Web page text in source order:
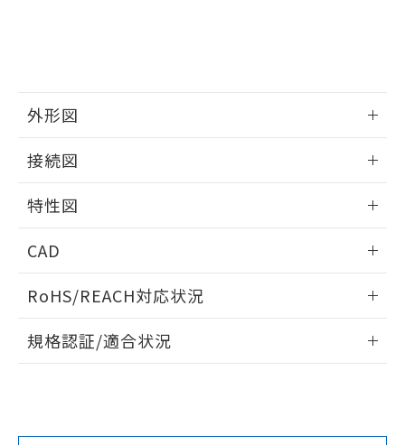
外形図
接続図
端子配置/内部接続
特性図
入力電圧-入力電流/入力インピーダンス特性
CAD
ドすることができます。
ログイン/会員登録
ダウンロードデータをご利用いただく前に、以下を必ずお読
RoHS/REACH対応状況
EU RoHS 注意事項・凡例
規格認証/適合状況
および当社の共同利用者が、当社の製
の共同利用に関して"
の「1.共同利
指します。
下記の非含有証明書をダウンロードするこ
とができます。
EU RoHS指令（10物質）の非含有証明書
51物質の非含有証明書（当社基準）
※本証明書は発行日時点で非含有を証明す
るもので、過去に遡って非含有を証明する
物質の対応では、対応完了までの期間は出
荷製品に未対応品が混在することから備考
既に当社にて対応品への在庫切替を完了
していることから、特段のことがない限
り、2022年1月12日より割愛しておりま